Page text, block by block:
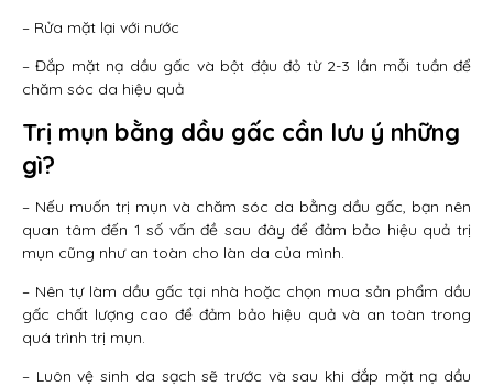
– Rửa mặt lại với nước
– Đắp mặt nạ dầu gấc và bột đậu đỏ từ 2-3 lần mỗi tuần để
chăm sóc da hiệu quả
Trị mụn bằng dầu gấc cần lưu ý những
gì?
– Nếu muốn trị mụn và chăm sóc da bằng dầu gấc, bạn nên
quan tâm đến 1 số vấn đề sau đây để đảm bảo hiệu quả trị
mụn cũng như an toàn cho làn da của mình.
– Nên tự làm dầu gấc tại nhà hoặc chọn mua sản phẩm dầu
gấc chất lượng cao để đảm bảo hiệu quả và an toàn trong
quá trình trị mụn.
– Luôn vệ sinh da sạch sẽ trước và sau khi đắp mặt nạ dầu